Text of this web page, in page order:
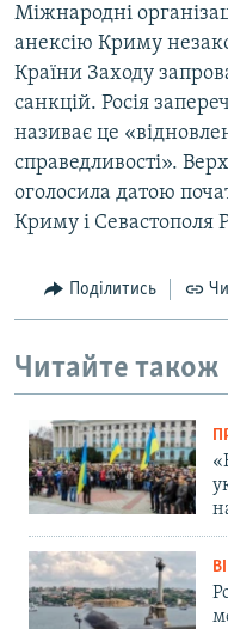
Міжнародні
анексію Криму
Країни Заходу
санкцій. Росія
називає це
справедливості».
оголосила датою
Криму і Севастополя
Поділитись
Читайте також